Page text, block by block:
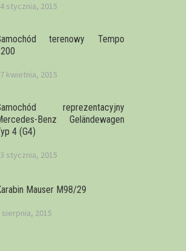
stycznia, 2015
terenowy Tempo
kwietnia, 2015
reprezentacyjny
Benz Geländewagen
4 (G4)
stycznia, 2015
Mauser M98/29
sierpnia, 2015